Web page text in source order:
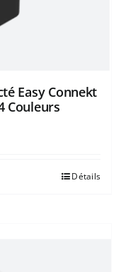
Easy Connekt
Couleurs
Détails